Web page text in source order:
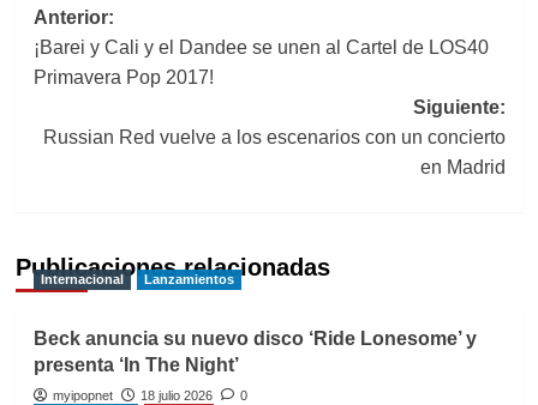
Navegación
de
entradas
Anterior:
¡Barei y Cali y el Dandee se unen al Cartel de LOS40
Primavera Pop 2017!
Siguiente:
Russian Red vuelve a los escenarios con un concierto
en Madrid
Publicaciones relacionadas
Internacional Lanzamientos
Beck anuncia su nuevo disco ‘Ride Lonesome’ y
presenta ‘In The Night’
myipopnet 18 julio 2026
0